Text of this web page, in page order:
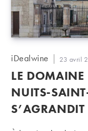
Auteur/autrice
la
publication :
iDealwine
publiée :
23 avril
LE DOMAINE
NUITS-
S’AGRANDIT